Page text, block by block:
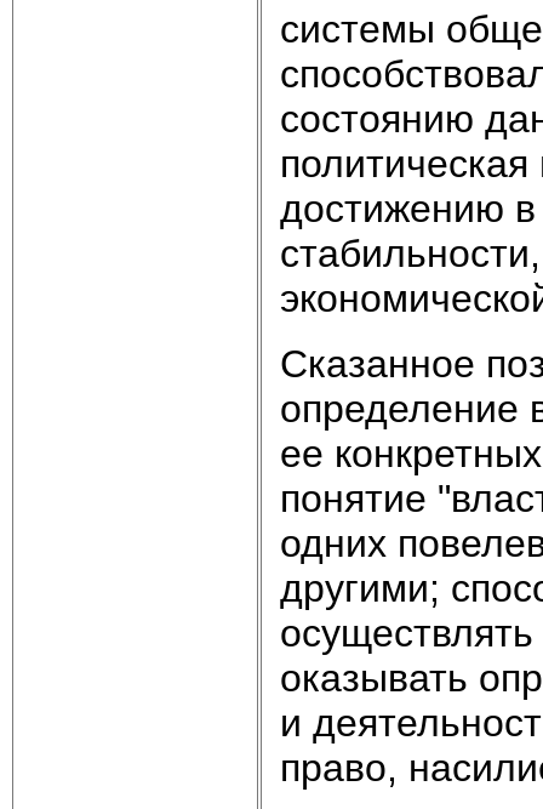
системы
состоянию
достижению
Сказанное
определение
ее
понятие
одних
другими;
оказывать
и
право,